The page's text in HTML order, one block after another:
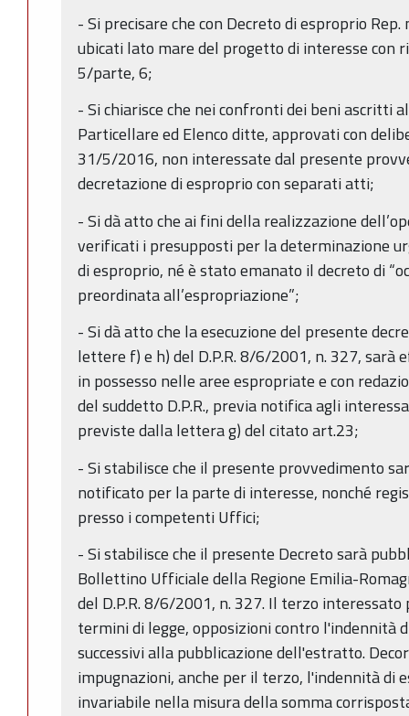
- Si precisare che con Decreto di esproprio
ubicati lato mare del progetto di interesse con
5/parte, 6;
- Si chiarisce che nei confronti dei beni ascritti
Particellare ed Elenco ditte, approvati con
31/5/2016, non interessate dal presente
decretazione di esproprio con separati atti;
- Si dà atto che ai fini della realizzazione
verificati i presupposti per la determinazione
di esproprio, né è stato emanato il decreto di
preordinata all’espropriazione”;
- Si dà atto che la esecuzione del presente
lettere f) e h) del D.P.R. 8/6/2001, n. 327,
in possesso nelle aree espropriate e con
del suddetto D.P.R., previa notifica agli
previste dalla lettera g) del citato art.23;
- Si stabilisce che il presente provvedimento
notificato per la parte di interesse, nonché
presso i competenti Uffici;
- Si stabilisce che il presente Decreto sarà
Bollettino Ufficiale della Regione Emilia-
del D.P.R. 8/6/2001, n. 327. Il terzo
termini di legge, opposizioni contro l'indennità
successivi alla pubblicazione dell'estratto.
impugnazioni, anche per il terzo, l'indennità di
invariabile nella misura della somma